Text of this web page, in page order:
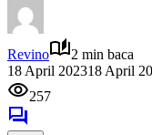
Revino
2 min baca
18 April 202318 April
257